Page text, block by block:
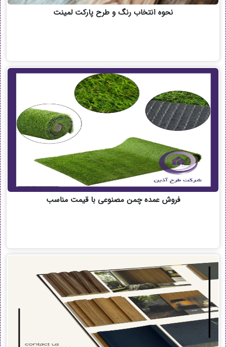
نحوه انتخاب رنگ و طرح پارکت لمینت
فروش عمده چمن مصنوعی با قیمت مناسب